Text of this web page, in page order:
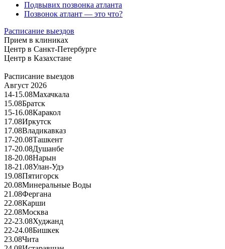
Подвывих позвонка атланта
Позвонок атлант — это что?
Расписание выездов
Прием в клиниках
Центр в Санкт-Петербурге
Центр в Казахстане
Расписание выездов
Август 2026
14-15.08Махачкала
15.08Братск
15-16.08Каракол
17.08Иркутск
17.08Владикавказ
17-20.08Ташкент
17-20.08Душанбе
18-20.08Нарын
18-21.08Улан-Удэ
19.08Пятигорск
20.08Минеральные Воды
21.08Фергана
22.08Карши
22.08Москва
22-23.08Худжанд
22-24.08Бишкек
23.08Чита